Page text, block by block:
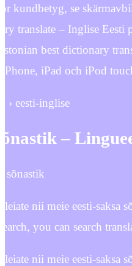
kundbetyg, se
translate – Inglise Eesti
best dictionary
iPad och iPod
› eesti-inglise
–
sõnastik
leiate nii meie eesti-
you can search
leiate nii meie eesti-saksa